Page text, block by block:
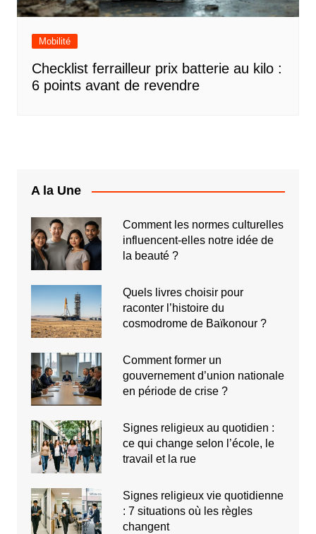
Mobilité
Checklist ferrailleur prix batterie au kilo :
6 points avant de revendre
A la Une
Comment les normes culturelles
influencent-elles notre idée de
la beauté ?
Quels livres choisir pour
raconter l’histoire du
cosmodrome de Baïkonour ?
Comment former un
gouvernement d’union nationale
en période de crise ?
Signes religieux au quotidien :
ce qui change selon l’école, le
travail et la rue
Signes religieux vie quotidienne
: 7 situations où les règles
changent